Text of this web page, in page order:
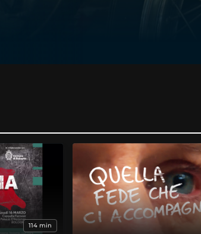
114 min